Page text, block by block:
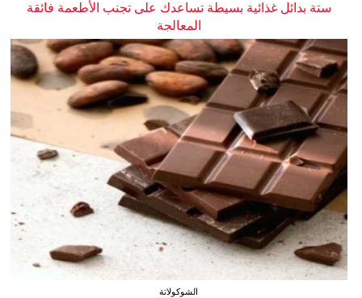
ستة بدائل غذائية بسيطة تساعدك على تجنب الأطعمة فائقة
المعالجة
الشوكولاتة